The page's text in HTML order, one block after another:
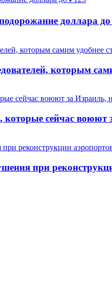
доллара
которым
сейчас воюют
при